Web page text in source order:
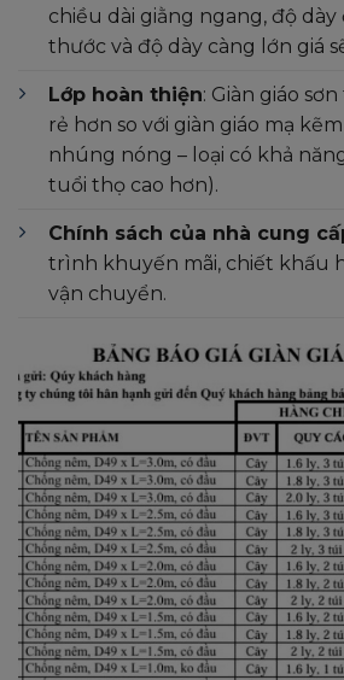
chiều dài giằng ngang, độ
thước và độ dày càng lớn giá
Lớp hoàn thiện: Giàn giáo
rẻ hơn so với giàn giáo mạ
nhúng nóng – loại có khả
tuổi thọ cao hơn).
Chính sách của nhà cung
trình khuyến mãi, chiết khấu
vận chuyển.